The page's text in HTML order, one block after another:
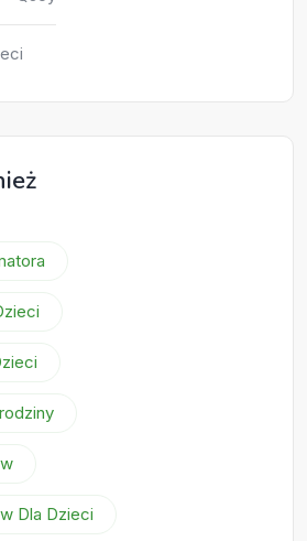
Dla Dzieci